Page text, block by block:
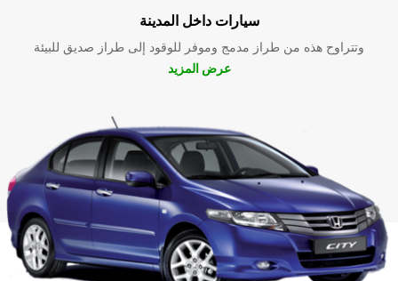
سيارات داخل المدينة
وتتراوح هذه من طراز مدمج وموفر للوقود إلى طراز صديق للبيئة
عرض المزيد